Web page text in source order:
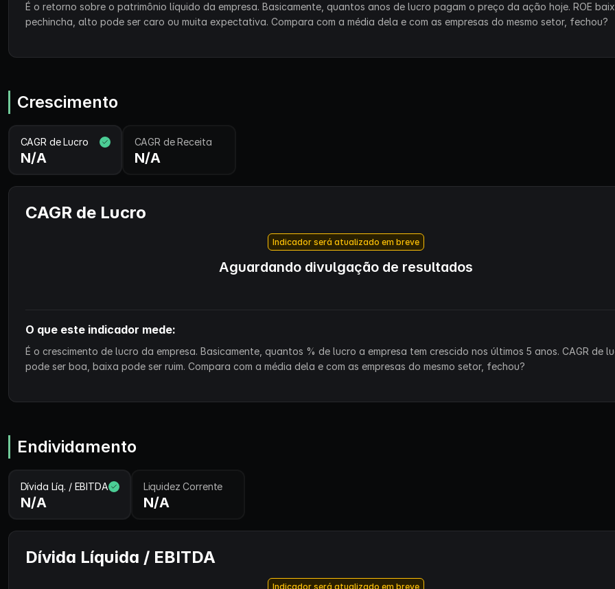
É o retorno sobre o patrimônio líquido da empresa. Basicamente, quantos anos de lucro pagam o preço da ação hoje. ROE
pechincha, alto pode ser caro ou muita expectativa. Compara com a média dela e com as empresas do mesmo setor, fechou?
Crescimento
CAGR de Lucro
N/A
CAGR de Receita
N/A
CAGR de Lucro
Indicador será atualizado em breve
Aguardando divulgação de resultados
O que este indicador mede:
É o crescimento de lucro da empresa. Basicamente, quantos % de lucro a empresa tem crescido nos últimos 5 anos. CAGR de
pode ser boa, baixa pode ser ruim. Compara com a média dela e com as empresas do mesmo setor, fechou?
Endividamento
Dívida Líq. / EBITDA
N/A
Liquidez Corrente
N/A
Dívida Líquida / EBITDA
Indicador será atualizado em breve